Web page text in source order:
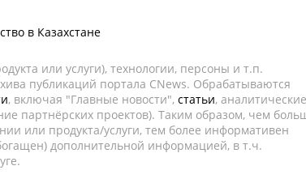
в Казахстане
или услуги), технологии, персоны и т.п.
публикаций портала CNews. Обрабатываются
, включая "Главные новости", статьи, аналитические
партнёрских проектов). Таким образом, чем
или продукта/услуги, тем более информативен
дополнительной информацией, в т.ч.